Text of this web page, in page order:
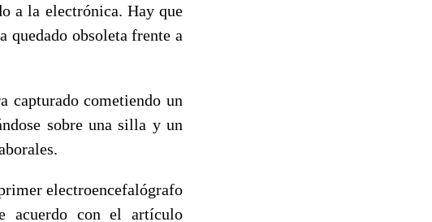
a la electrónica. Hay que
quedado obsoleta frente a
capturado cometiendo un
sobre una silla y un
electroencefalógrafo
acuerdo con el artículo